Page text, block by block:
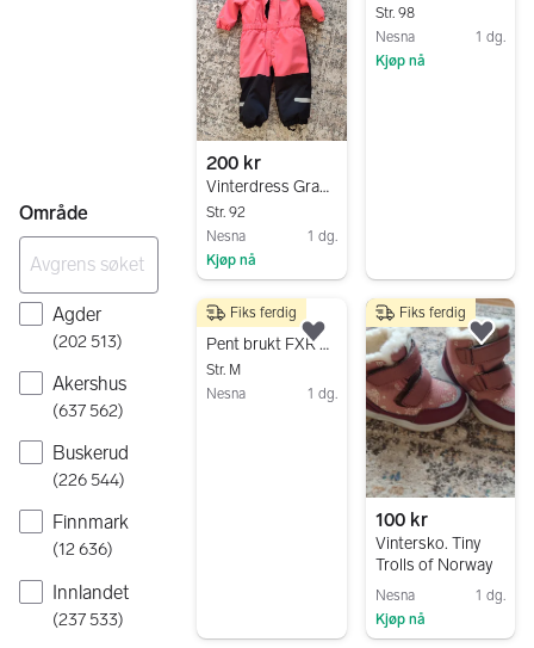
Område
Agder
(202 513)
Akershus
(637 562)
Buskerud
(226 544)
Finnmark
(12 636)
Innlandet
(237 533)
200 kr
Vinterdress Graffiti . Hestnes Coverall W-PRO 10000
Str. 92
Nesna
1 dg.
Kjøp nå
Str. 98
Nesna
1 dg.
Kjøp nå
1 500 kr
Pent brukt FXR dress selges
Str. M
Nesna
1 dg.
Fiks ferdig
Legg til som favoritt.
100 kr
Vintersko. Tiny
Trolls of Norway
Nesna
1 dg.
Kjøp nå
Fiks ferdig